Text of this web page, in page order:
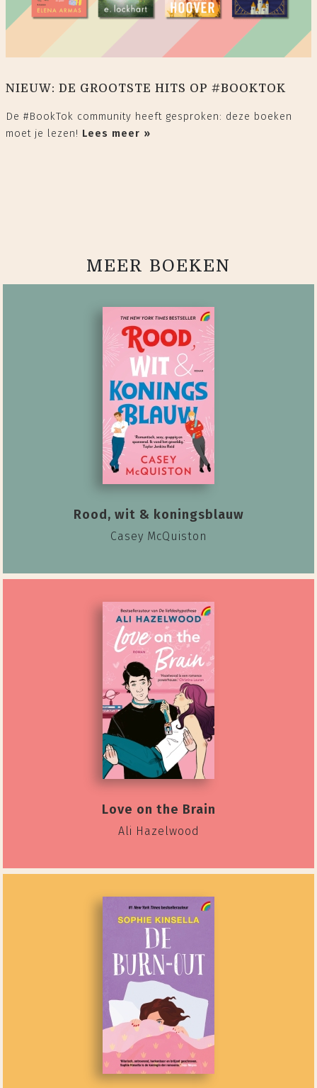
NIEUW: DE GROOTSTE HITS OP #BOOKTOK
De #BookTok community heeft gesproken: deze boeken
moet je lezen! Lees meer »
MEER BOEKEN
Rood, wit & koningsblauw
Casey McQuiston
Love on the Brain
Ali Hazelwood